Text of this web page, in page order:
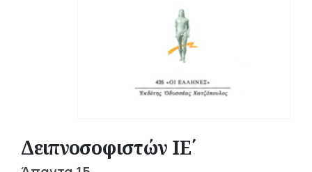
Δειπνοσοφιστών ΙΕ΄